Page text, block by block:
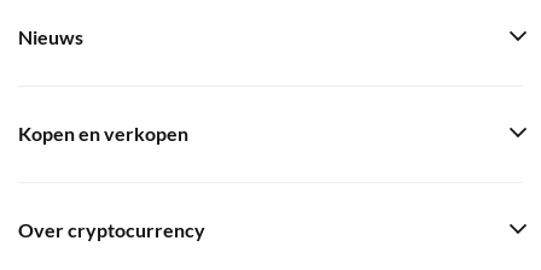
Nieuws
Kopen en verkopen
Over cryptocurrency